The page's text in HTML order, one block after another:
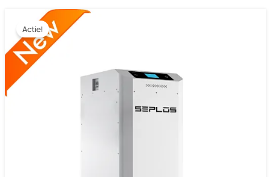
Actie!